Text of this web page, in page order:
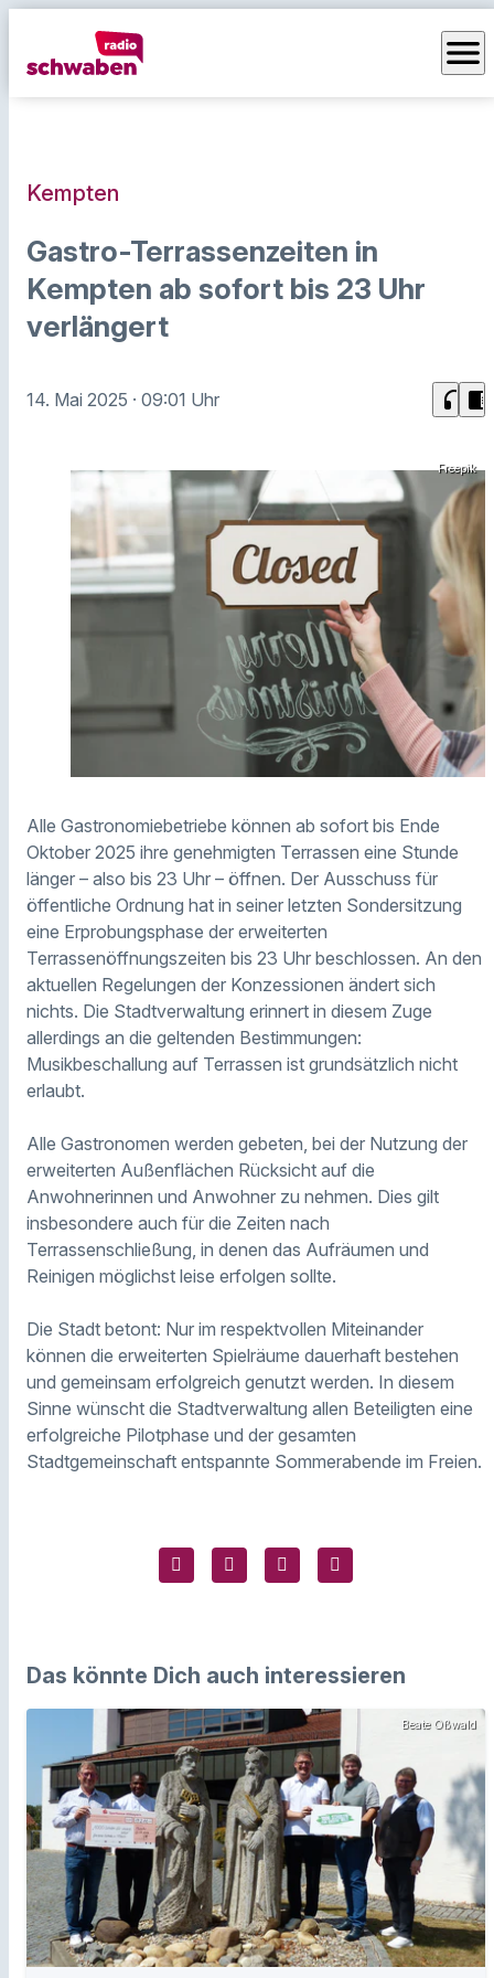
menu
Kempten
Gastro-Terrassenzeiten in
Kempten ab sofort bis 23 Uhr
verlängert
14. Mai 2025 · 09:01 Uhr headphones chrome_reader_mode
Freepik
Alle Gastronomiebetriebe können ab sofort bis Ende
Oktober 2025 ihre genehmigten Terrassen eine Stunde
länger – also bis 23 Uhr – öffnen. Der Ausschuss für
öffentliche Ordnung hat in seiner letzten Sondersitzung
eine Erprobungsphase der erweiterten
Terrassenöffnungszeiten bis 23 Uhr beschlossen. An den
aktuellen Regelungen der Konzessionen ändert sich
nichts. Die Stadtverwaltung erinnert in diesem Zuge
allerdings an die geltenden Bestimmungen:
Musikbeschallung auf Terrassen ist grundsätzlich nicht
erlaubt.
Alle Gastronomen werden gebeten, bei der Nutzung der
erweiterten Außenflächen Rücksicht auf die
Anwohnerinnen und Anwohner zu nehmen. Dies gilt
insbesondere auch für die Zeiten nach
Terrassenschließung, in denen das Aufräumen und
Reinigen möglichst leise erfolgen sollte.
Die Stadt betont: Nur im respektvollen Miteinander
können die erweiterten Spielräume dauerhaft bestehen
und gemeinsam erfolgreich genutzt werden. In diesem
Sinne wünscht die Stadtverwaltung allen Beteiligten eine
erfolgreiche Pilotphase und der gesamten
Stadtgemeinschaft entspannte Sommerabende im Freien.
Das könnte Dich auch interessieren
Beate Oßwald